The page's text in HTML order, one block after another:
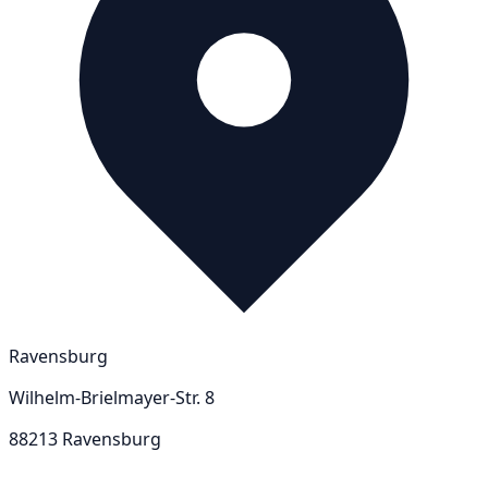
entscheiden und fachlich bewerten ob die Anlage oder
Installation den Anforderungen gesetzlich und
sicherheitstechnisch entspricht. Anhand dieser
Bewertung kann der Anlagenbetreiber ggf. erforderliche
Maßnahmen einleiten.
Ravensburg
Wilhelm-Brielmayer-Str. 8
88213 Ravensburg